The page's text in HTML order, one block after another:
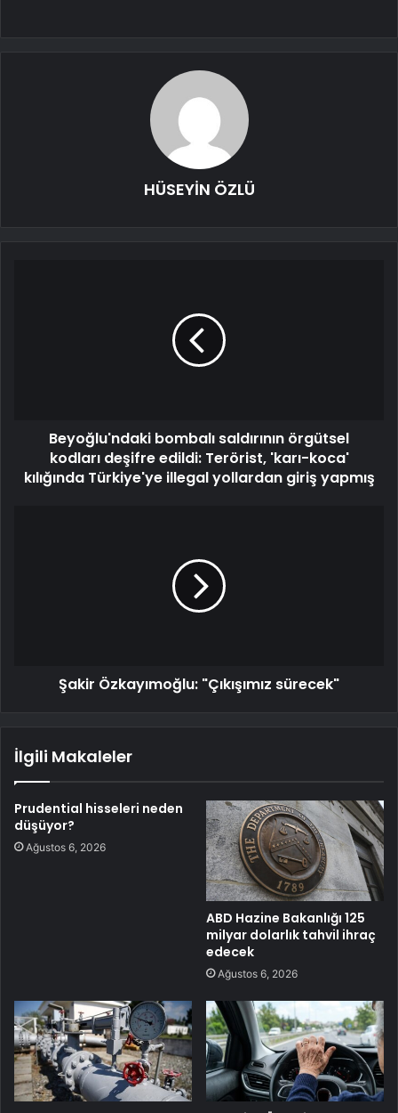
HÜSEYİN ÖZLÜ
Beyoğlu'ndaki bombalı saldırının örgütsel
kodları deşifre edildi: Terörist, 'karı-koca'
kılığında Türkiye'ye illegal yollardan giriş yapmış
Şakir Özkayımoğlu: "Çıkışımız sürecek"
İlgili Makaleler
Prudential hisseleri neden
düşüyor?
Ağustos 6, 2026
ABD Hazine Bakanlığı 125
milyar dolarlık tahvil ihraç
edecek
Ağustos 6, 2026